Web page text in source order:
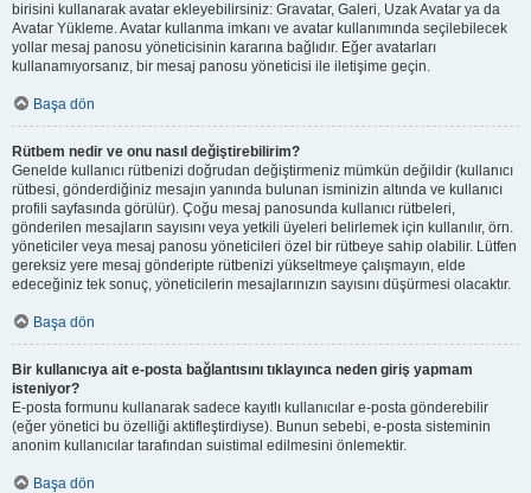
birisini kullanarak avatar ekleyebilirsiniz: Gravatar, Galeri, Uzak Avatar ya da
Avatar Yükleme. Avatar kullanma imkanı ve avatar kullanımında seçilebilecek
yollar mesaj panosu yöneticisinin kararına bağlıdır. Eğer avatarları
kullanamıyorsanız, bir mesaj panosu yöneticisi ile iletişime geçin.
Başa dön
Rütbem nedir ve onu nasıl değiştirebilirim?
Genelde kullanıcı rütbenizi doğrudan değiştirmeniz mümkün değildir (kullanıcı
rütbesi, gönderdiğiniz mesajın yanında bulunan isminizin altında ve kullanıcı
profili sayfasında görülür). Çoğu mesaj panosunda kullanıcı rütbeleri,
gönderilen mesajların sayısını veya yetkili üyeleri belirlemek için kullanılır, örn.
yöneticiler veya mesaj panosu yöneticileri özel bir rütbeye sahip olabilir. Lütfen
gereksiz yere mesaj gönderipte rütbenizi yükseltmeye çalışmayın, elde
edeceğiniz tek sonuç, yöneticilerin mesajlarınızın sayısını düşürmesi olacaktır.
Başa dön
Bir kullanıcıya ait e-posta bağlantısını tıklayınca neden giriş yapmam
isteniyor?
E-posta formunu kullanarak sadece kayıtlı kullanıcılar e-posta gönderebilir
(eğer yönetici bu özelliği aktifleştirdiyse). Bunun sebebi, e-posta sisteminin
anonim kullanıcılar tarafından suistimal edilmesini önlemektir.
Başa dön